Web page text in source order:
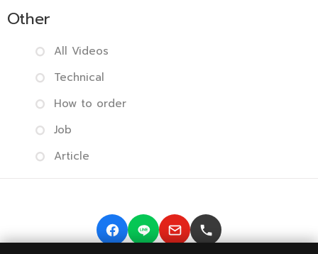
Other
All Videos
Technical
How to order
Job
Article